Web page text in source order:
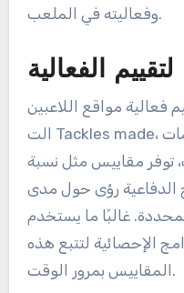
وفعاليته في الملعب.
الفعالية
فعالية مواقع اللاعبين
الت Tackles made، والتمريرات المكتملة، ومساهمات
توفر مقاييس مثل نسبة
الدفاعية رؤى حول مدى
غالبًا ما يستخدم
الإحصائية لتتبع هذه
المقاييس بمرور الوقت.